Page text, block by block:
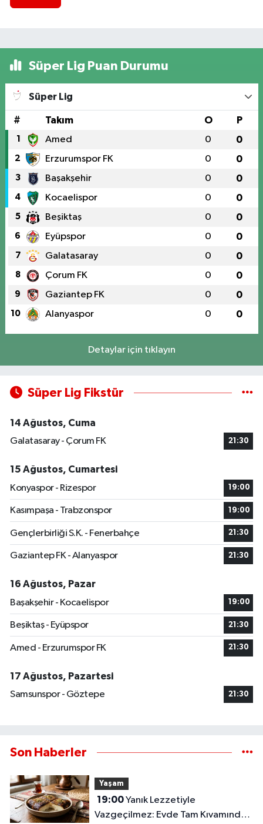
Süper Lig Puan Durumu
Süper Lig
# Takım O P
1 Amed 0 0
2 Erzurumspor FK 0 0
3 Başakşehir 0 0
4 Kocaelispor 0 0
5 Beşiktaş 0 0
6 Eyüpspor 0 0
7 Galatasaray 0 0
8 Çorum FK 0 0
9 Gaziantep FK 0 0
10 Alanyaspor 0 0
Detaylar için tıklayın
Süper Lig Fikstür
14 Ağustos, Cuma
Galatasaray - Çorum FK
21:30
15 Ağustos, Cumartesi
Konyaspor - Rizespor
19:00
Kasımpaşa - Trabzonspor 19:00
Gençlerbirliği S.K. - Fenerbahçe 21:30
Gaziantep FK - Alanyaspor 21:30
16 Ağustos, Pazar
Başakşehir - Kocaelispor
19:00
Beşiktaş - Eyüpspor 21:30
Amed - Erzurumspor FK 21:30
17 Ağustos, Pazartesi
Samsunspor - Göztepe
21:30
Son Haberler
Yaşam
19:00Yanık Lezzetiyle
Vazgeçilmez: Evde Tam Kıvamında